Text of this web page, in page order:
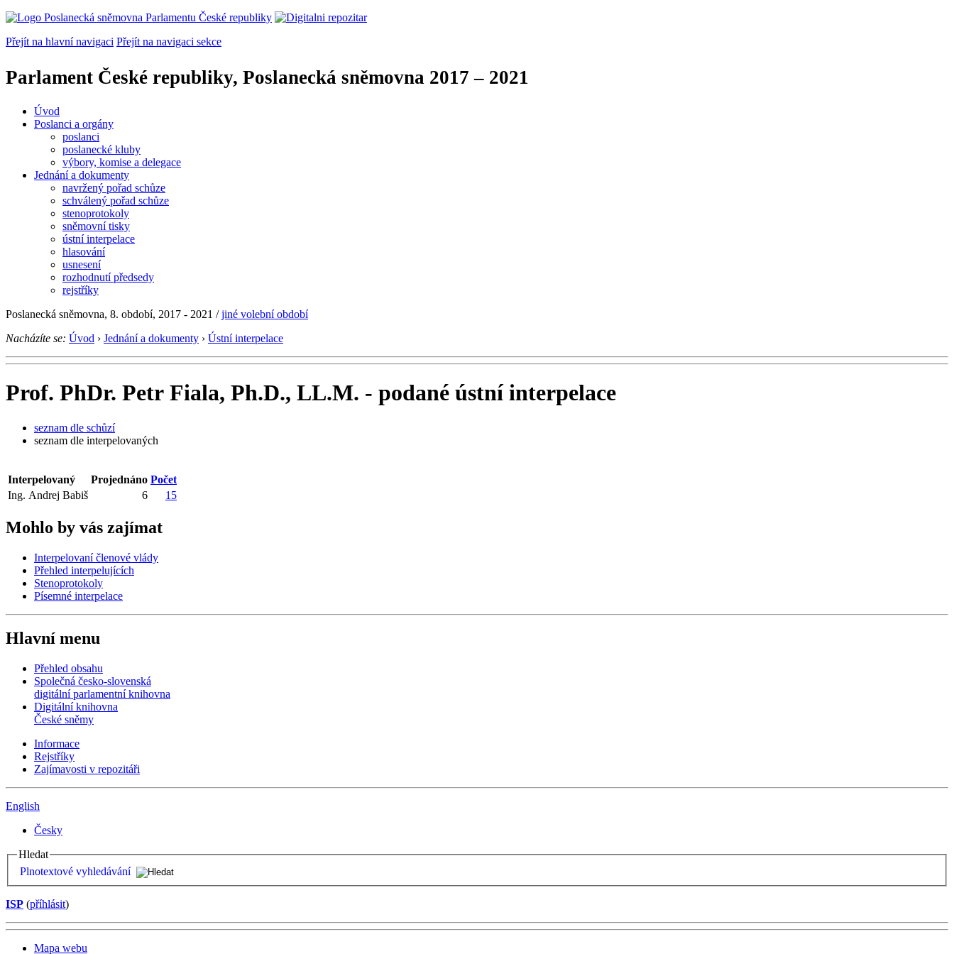
Přejít na hlavní navigaci Přejít na navigaci sekce
Parlament České republiky, Poslanecká sněmovna 2017 – 2021
Úvod
Poslanci a orgány
poslanci
poslanecké kluby
výbory, komise a delegace
Jednání a dokumenty
navržený pořad schůze
schválený pořad schůze
stenoprotokoly
sněmovní tisky
ústní interpelace
hlasování
usnesení
rozhodnutí předsedy
rejstříky
Poslanecká sněmovna, 8. období, 2017 - 2021 /jiné volební období
Nacházíte se: Úvod › Jednání a dokumenty › Ústní interpelace
Prof. PhDr. Petr Fiala, Ph.D., LL.M. - podané ústní interpelace
seznam dle schůzí
seznam dle interpelovaných
Interpelovaný Projednáno Počet
Ing. Andrej Babiš
6 15
Mohlo by vás zajímat
Interpelovaní členové vlády
Přehled interpelujících
Stenoprotokoly
Písemné interpelace
Hlavní menu
Přehled obsahu
Společná česko-slovenská
digitální parlamentní knihovna
Digitální knihovna
České sněmy
Informace
Rejstříky
Zajímavosti v repozitáři
English
Česky
Hledat
Plnotextové vyhledávání
ISP (příhlásit)
Mapa webu